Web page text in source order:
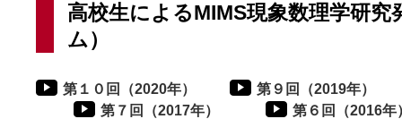
高校生によるMIMS現象数理学研究
ム）
第１０回（2020年）
第９回（2019年）
第７回（2017年）
第６回（2016年